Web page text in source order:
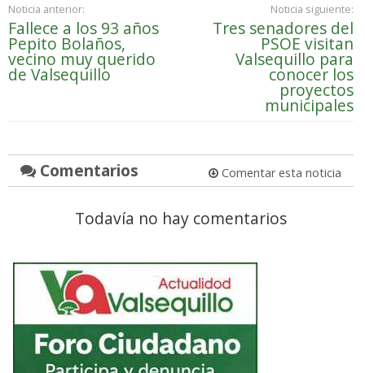
Noticia anterior:
Fallece a los 93 años
Pepito Bolaños,
vecino muy querido
de Valsequillo
Noticia siguiente:
Tres senadores del
PSOE visitan
Valsequillo para
conocer los
proyectos
municipales
Comentarios Comentar esta noticia
Todavía no hay comentarios